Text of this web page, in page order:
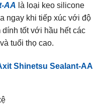
AA là loại keo silicone
ngay khi tiếp xúc với độ
dính tốt với hầu hết các
tuổi thọ cao.
Shinetsu Sealant-AA